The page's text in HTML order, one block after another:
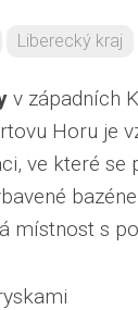
Liberecký kraj
v západních
Horu je
ve které se
místnost s